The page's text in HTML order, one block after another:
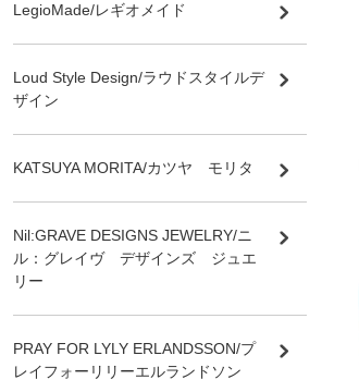
LegioMade/レギオメイド
Loud Style Design/ラウドスタイルデ
ザイン
KATSUYA MORITA/カツヤ モリタ
Nil:GRAVE DESIGNS JEWELRY/ニ
ル：グレイヴ デザインズ ジュエ
リー
PRAY FOR LYLY ERLANDSSON/プ
レイフォーリリーエルランドソン